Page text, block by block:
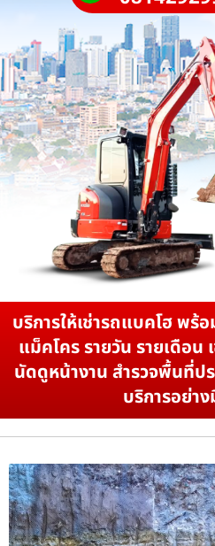
บริการให้เช่ารถแบคโฮ พร้
แม็คโคร รายวัน รายเดือน
นัดดูหน้างาน สำรวจพื้นที่ปร
บริการอย่า